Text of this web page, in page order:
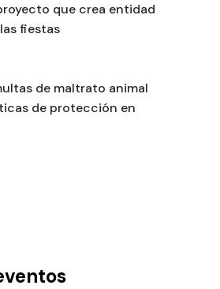
que crea entidad
fiestas
de maltrato animal
de protección en